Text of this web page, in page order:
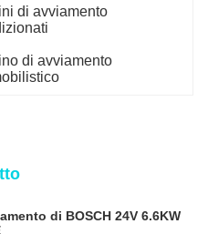
di avviamento
di avviamento
di BOSCH 24V 6.6KW